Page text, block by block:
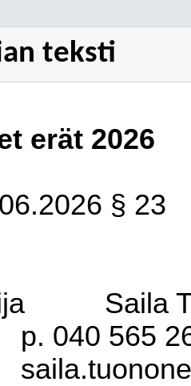
teksti
erät 2026
§ 23
Saila
p. 040 565